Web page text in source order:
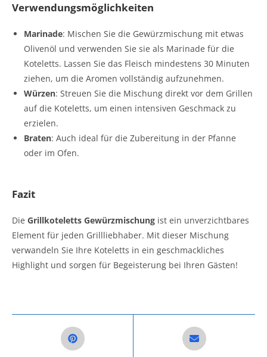
Verwendungsmöglichkeiten
Marinade: Mischen Sie die Gewürzmischung mit etwas
Olivenöl und verwenden Sie sie als Marinade für die
Koteletts. Lassen Sie das Fleisch mindestens 30 Minuten
ziehen, um die Aromen vollständig aufzunehmen.
Würzen: Streuen Sie die Mischung direkt vor dem Grillen
auf die Koteletts, um einen intensiven Geschmack zu
erzielen.
Braten: Auch ideal für die Zubereitung in der Pfanne
oder im Ofen.
Fazit
Die Grillkoteletts Gewürzmischung ist ein unverzichtbares
Element für jeden Grillliebhaber. Mit dieser Mischung
verwandeln Sie Ihre Koteletts in ein geschmackliches
Highlight und sorgen für Begeisterung bei Ihren Gästen!
Opens in a new window Opens in a new